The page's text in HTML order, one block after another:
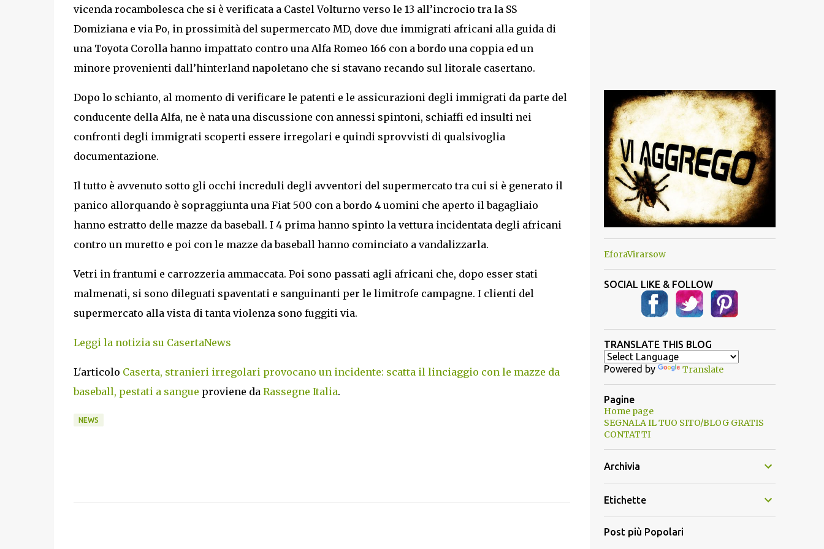
vicenda rocambolesca che si è verificata a Castel Volturno verso le 13 all’incrocio tra la SS
Domiziana e via Po, in prossimità del supermercato MD, dove due immigrati africani alla guida di
una Toyota Corolla hanno impattato contro una Alfa Romeo 166 con a bordo una coppia ed un
minore provenienti dall’hinterland napoletano che si stavano recando sul litorale casertano.
Dopo lo schianto, al momento di verificare le patenti e le assicurazioni degli immigrati da parte del
conducente della Alfa, ne è nata una discussione con annessi spintoni, schiaffi ed insulti nei
confronti degli immigrati scoperti essere irregolari e quindi sprovvisti di qualsivoglia
documentazione.
Il tutto è avvenuto sotto gli occhi increduli degli avventori del supermercato tra cui si è generato il
panico allorquando è sopraggiunta una Fiat 500 con a bordo 4 uomini che aperto il bagagliaio
hanno estratto delle mazze da baseball. I 4 prima hanno spinto la vettura incidentata degli africani
contro un muretto e poi con le mazze da baseball hanno cominciato a vandalizzarla.
Vetri in frantumi e carrozzeria ammaccata. Poi sono passati agli africani che, dopo esser stati
malmenati, si sono dileguati spaventati e sanguinanti per le limitrofe campagne. I clienti del
supermercato alla vista di tanta violenza sono fuggiti via.
Leggi la notizia su CasertaNews
L'articolo Caserta, stranieri irregolari provocano un incidente: scatta il linciaggio con le mazze da
baseball, pestati a sangue proviene da Rassegne Italia.
NEWS
EforaVirarsow
SOCIAL LIKE & FOLLOW
TRANSLATE THIS BLOG
Powered by Translate
Pagine
Home page
SEGNALA IL TUO SITO/BLOG GRATIS
CONTATTI
Archivia
Etichette
Post più Popolari